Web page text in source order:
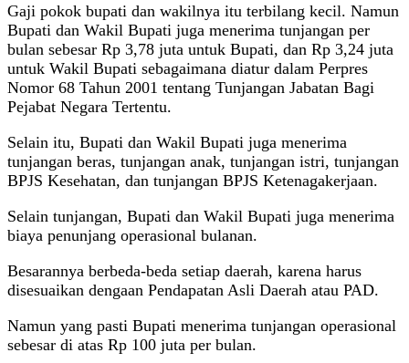
Gaji pokok bupati dan wakilnya itu terbilang kecil. Namun
Bupati dan Wakil Bupati juga menerima tunjangan per
bulan sebesar Rp 3,78 juta untuk Bupati, dan Rp 3,24 juta
untuk Wakil Bupati sebagaimana diatur dalam Perpres
Nomor 68 Tahun 2001 tentang Tunjangan Jabatan Bagi
Pejabat Negara Tertentu.
Selain itu, Bupati dan Wakil Bupati juga menerima
tunjangan beras, tunjangan anak, tunjangan istri, tunjangan
BPJS Kesehatan, dan tunjangan BPJS Ketenagakerjaan.
Selain tunjangan, Bupati dan Wakil Bupati juga menerima
biaya penunjang operasional bulanan.
Besarannya berbeda-beda setiap daerah, karena harus
disesuaikan dengaan Pendapatan Asli Daerah atau PAD.
Namun yang pasti Bupati menerima tunjangan operasional
sebesar di atas Rp 100 juta per bulan.